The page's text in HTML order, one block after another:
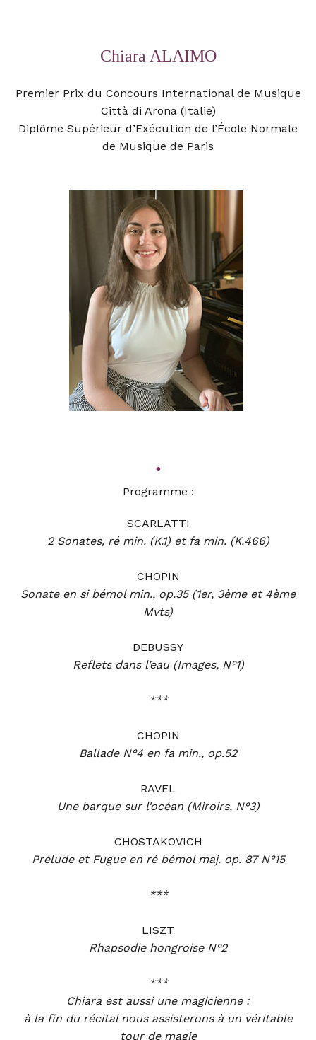
Chiara ALAIMO
Premier Prix du Concours International de Musique
Città di Arona (Italie)
Diplôme Supérieur d’Exécution de l’École Normale
de Musique de Paris
•
Programme :
SCARLATTI
2 Sonates, ré min. (K.1) et fa min. (K.466)
CHOPIN
Sonate en si bémol min., op.35 (1er, 3ème et 4ème
Mvts)
DEBUSSY
Reflets dans l’eau (Images, N°1)
***
CHOPIN
Ballade N°4 en fa min., op.52
RAVEL
Une barque sur l’océan (Miroirs, N°3)
CHOSTAKOVICH
Prélude et Fugue en ré bémol maj. op. 87 N°15
***
LISZT
Rhapsodie hongroise N°2
***
Chiara est aussi une magicienne :
à la fin du récital nous assisterons à un véritable
tour de magie